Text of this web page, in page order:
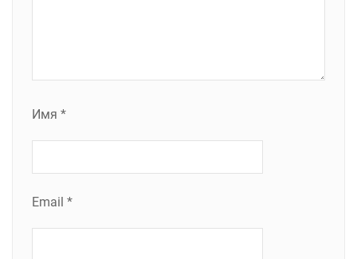
Имя *
Email *